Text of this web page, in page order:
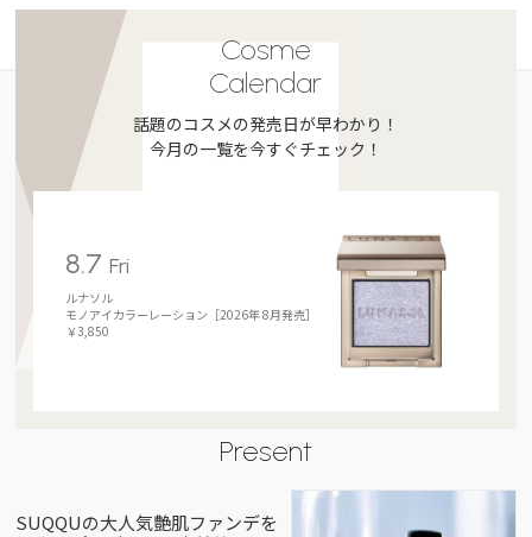
Cosme
Calendar
話題のコスメの発売日が早わかり！
今月の一覧を今すぐチェック！
8.7Fri
ルナソル
モノアイカラーレーション［2026年 8月発売］
￥3,850
Present
SUQQUの大人気艶肌ファンデを